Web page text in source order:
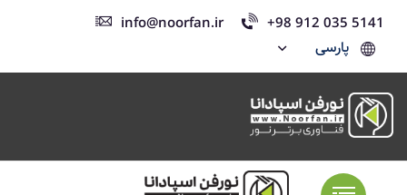
+98 912 035 5141
info@noorfan.ir
پارسی